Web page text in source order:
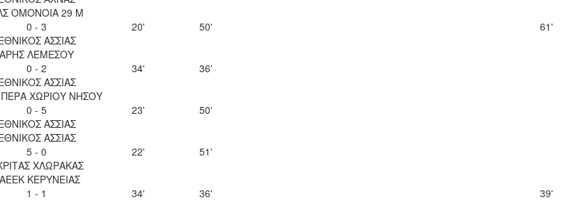
ΟΜΟΝΟΙΑ 29 Μ
0 - 3
ΑΣΣΙΑΣ
20' 50'
61'
ΑΡΗΣ ΛΕΜΕΣΟΥ
0 - 2
ΑΣΣΙΑΣ
34'
36'
ΧΩΡΙΟΥ ΝΗΣΟΥ
0 - 5
ΑΣΣΙΑΣ
23'
50'
ΑΣΣΙΑΣ
5 - 0
ΧΛΩΡΑΚΑΣ
22'
51'
ΚΕΡΥΝΕΙΑΣ
1 - 1
34' 36'
39'